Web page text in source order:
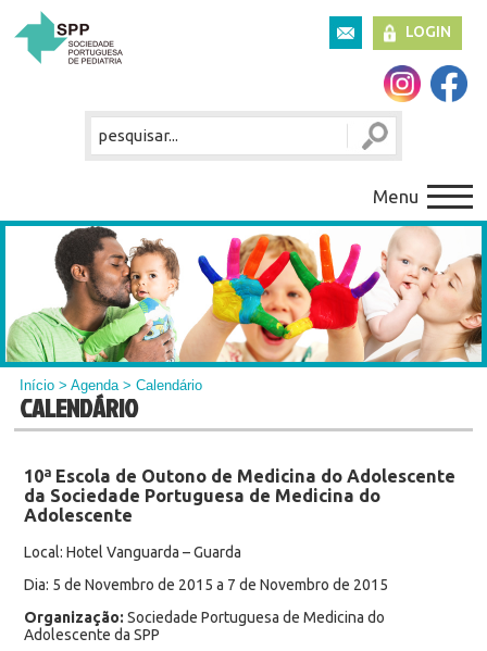
LOGIN
Menu
Início >Agenda> Calendário
CALENDÁRIO
10ª Escola de Outono de Medicina do Adolescente
da Sociedade Portuguesa de Medicina do
Adolescente
Local: Hotel Vanguarda – Guarda
Dia: 5 de Novembro de 2015 a 7 de Novembro de 2015
Organização: Sociedade Portuguesa de Medicina do
Adolescente da SPP